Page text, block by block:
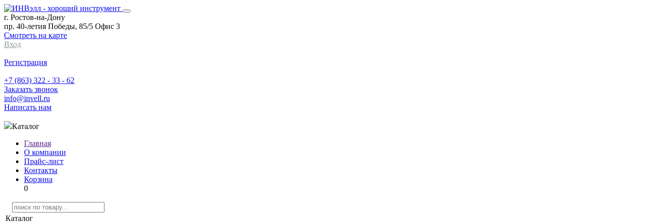
г. Ростов-на-Дону
пр. 40-летия Победы, 85/5 Офис 3
Смотреть на карте
Вход
Регистрация
+7 (863) 322 - 33 - 62
Заказать звонок
info@invell.ru
Написать нам
Каталог
Главная
О компании
Прайс-лист
Контакты
Корзина
0
Каталог